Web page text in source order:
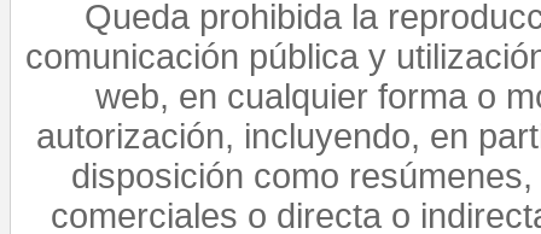
Queda prohibida la
comunicación pública y
web, en cualquier forma o
autorización, incluyendo, en
disposición como
comerciales o directa o